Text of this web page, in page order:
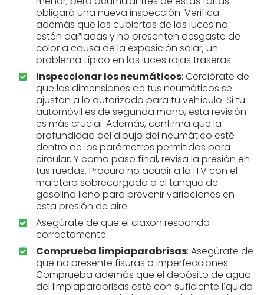
obligará una nueva inspección. Verifica
además que las cubiertas de las luces no
estén dañadas y no presenten desgaste de
color a causa de la exposición solar, un
problema típico en las luces rojas traseras.
Inspeccionar los neumáticos: Cerciórate de
que las dimensiones de tus neumáticos se
ajustan a lo autorizado para tu vehículo. Si tu
automóvil es de segunda mano, esta revisión
es más crucial. Además, confirma que la
profundidad del dibujo del neumático esté
dentro de los parámetros permitidos para
circular. Y como paso final, revisa la presión en
tus ruedas. Procura no acudir a la ITV con el
maletero sobrecargado o el tanque de
gasolina lleno para prevenir variaciones en
esta presión de aire.
Asegúrate de que el claxon responda
correctamente.
Comprueba limpiaparabrisas: Asegúrate de
que no presente fisuras o imperfecciones.
Comprueba además que el depósito de agua
del limpiaparabrisas esté con suficiente líquido